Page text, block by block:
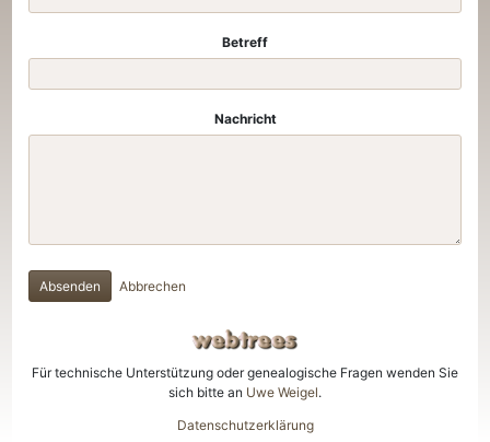
Betreff
Nachricht
Absenden Abbrechen
Für technische Unterstützung oder genealogische Fragen wenden Sie
sich bitte an Uwe Weigel.
Datenschutzerklärung